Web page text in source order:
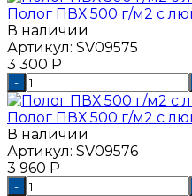
Полог ПВХ 500 г/м2 с
В наличии
Артикул: SV09575
3 300 Р
-
Полог ПВХ 500 г/м2 с
В наличии
Артикул: SV09576
3 960 Р
-